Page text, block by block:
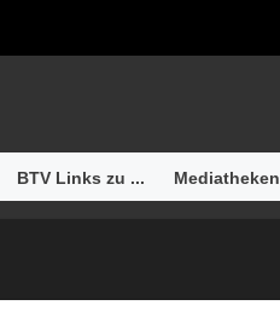
BTV Links zu ... Mediatheken